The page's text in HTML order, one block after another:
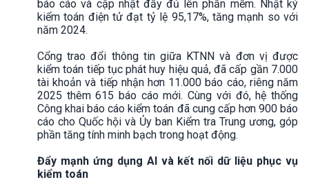
báo cáo và cập nhật đầy đủ lên phần mềm. Nhật ký
kiểm toán điện tử đạt tỷ lệ 95,17%, tăng mạnh so với
năm 2024.
Cổng trao đổi thông tin giữa KTNN và đơn vị được
kiểm toán tiếp tục phát huy hiệu quả, đã cấp gần 7.000
tài khoản và tiếp nhận hơn 11.000 báo cáo, riêng năm
2025 thêm 615 báo cáo mới. Cùng với đó, hệ thống
Công khai báo cáo kiểm toán đã cung cấp hơn 900 báo
cáo cho Quốc hội và Ủy ban Kiểm tra Trung ương, góp
phần tăng tính minh bạch trong hoạt động.
Đẩy mạnh ứng dụng AI và kết nối dữ liệu phục vụ
kiểm toán